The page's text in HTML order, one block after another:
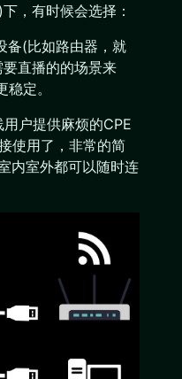
，有时候会选择：
备(比如路由器，就
直播的的场景来
定。
户提供麻烦的CPE
使用了，非常的简
内室外都可以随时连